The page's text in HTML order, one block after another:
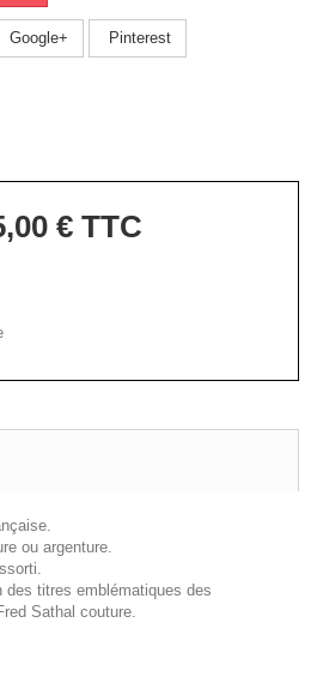
Google+ Pinterest
€ TTC
ou argenture.
des titres emblématiques des
Sathal couture.